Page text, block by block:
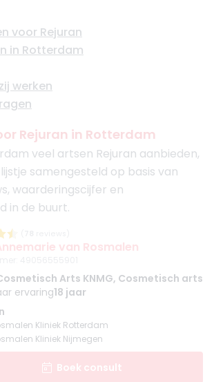
voor Rejuran
in Rotterdam
werken
Rejuran in Rotterdam
veel artsen Rejuran aanbieden,
samengesteld op basis van
waarderingscijfer en
in de buurt.
van Rosmalen
Arts KNMG, Cosmetisch arts
ervaring18 jaar
Kliniek Rotterdam
Kliniek Nijmegen
Boek consult